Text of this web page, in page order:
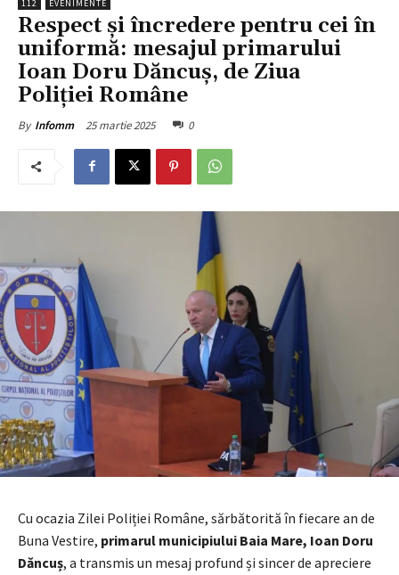
112 EVENIMENTE
Respect și încredere pentru cei în
uniformă: mesajul primarului
Ioan Doru Dăncuș, de Ziua
Poliției Române
By Infomm 25 martie 2025 0
Cu ocazia Zilei Poliției Române, sărbătorită în fiecare an de
Buna Vestire, primarul municipiului Baia Mare, Ioan Doru
Dăncuș, a transmis un mesaj profund și sincer de apreciere